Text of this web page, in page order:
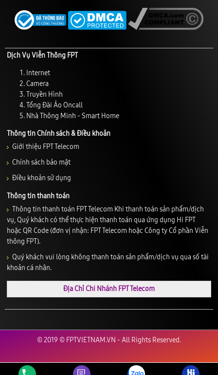
Dịch Vụ Viễn Thông FPT
Internet
Camera
Truyền Hình
Tổng Đài Ảo Oncall
Nhà Thông Minh - Smart Home
Thông tin Chính sách & Điều khoản
Giới thiệu FPT Telecom
Chính sách bảo mật
Điều khoản sử dụng
Thông tin thanh toán
Thông tin thanh toán FPT Telecom Khi thanh toán sản phẩm/dịch
vụ, Quý khách có thể thực hiện thanh toán qua ứng dụng Hi FPT
hoặc QR Code (đơn vị nhận: FPT Telecom hoặc Công ty Cổ phần Viễn
thông FPT).
Quý khách vui lòng không thanh toán sản phẩm/dịch vụ qua số tài
khoản cá nhân.
Địa Chỉ Chi Nhánh FPT Telecom
© 2019 © FPTVIETNAM.VN - All Rights Reserved.